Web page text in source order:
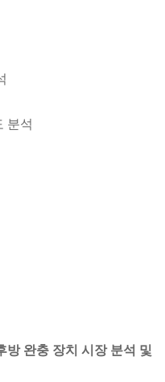
분석
방 완충 장치 시장 분석 및